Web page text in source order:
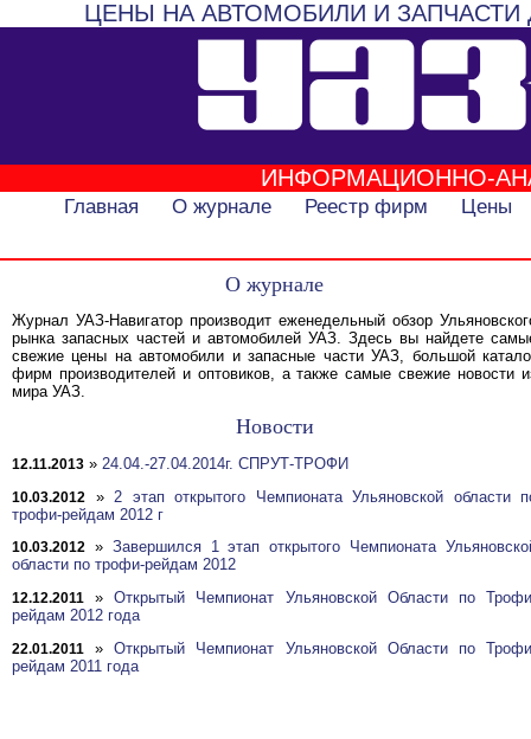
ЦЕНЫ НА АВТОМОБИЛИ И
ИНФОРМАЦИОННО-
Главная О журнале Реестр фирм Цены
О журнале
Журнал УАЗ-Навигатор производит еженедельный обзор
рынка запасных частей и автомобилей УАЗ. Здесь вы найдете
свежие цены на автомобили и запасные части УАЗ, большой
фирм производителей и оптовиков, а также самые свежие новости
мира УАЗ.
Новости
12.11.2013 » 24.04.-27.04.2014г. СПРУТ-ТРОФИ
10.03.2012 » 2 этап открытого Чемпионата Ульяновской области
трофи-рейдам 2012 г
10.03.2012 » Завершился 1 этап открытого Чемпионата
области по трофи-рейдам 2012
12.12.2011 »Открытый Чемпионат Ульяновской Области по
рейдам 2012 года
22.01.2011 »Открытый Чемпионат Ульяновской Области по
рейдам 2011 года